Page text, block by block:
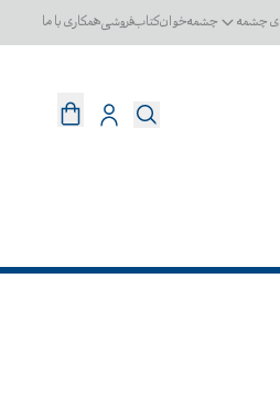
چشمه چشمه‌خوانکتاب‌فروشیهمکاری با ما